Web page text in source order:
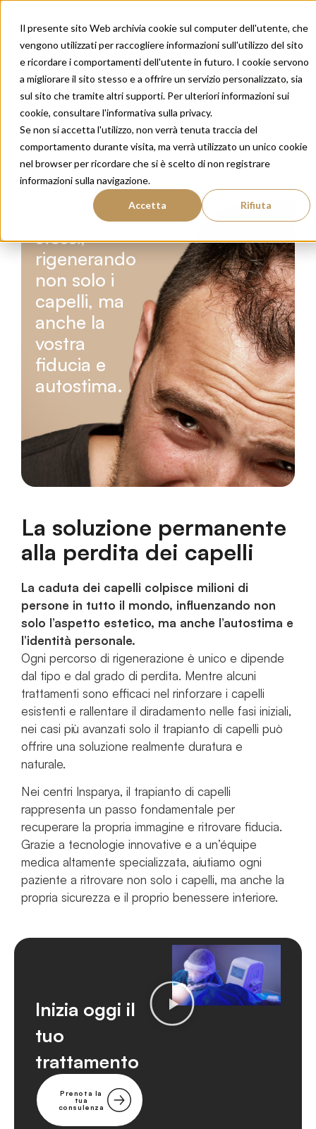
Il presente sito Web archivia cookie sul computer dell'utente, che
vengono utilizzati per raccogliere informazioni sull'utilizzo del sito
e ricordare i comportamenti dell'utente in futuro. I cookie servono
a migliorare il sito stesso e a offrire un servizio personalizzato, sia
sul sito che tramite altri supporti. Per ulteriori informazioni sui
cookie, consultare l'informativa sulla privacy.
Se non si accetta l'utilizzo, non verrà tenuta traccia del
comportamento durante visita, ma verrà utilizzato un unico cookie
nel browser per ricordare che si è scelto di non registrare
informazioni sulla navigazione.
Accetta Rifiuta
Perché il
trapianto
di capelli?
Il primo
passo per
riscoprire voi
stessi,
rigenerando
non solo i
capelli, ma
anche la
vostra
fiducia e
autostima.
La soluzione permanente
alla perdita dei capelli
La caduta dei capelli colpisce milioni di
persone in tutto il mondo, influenzando non
solo l’aspetto estetico, ma anche l’autostima e
l’identità personale.
Ogni percorso di rigenerazione è unico e dipende
dal tipo e dal grado di perdita. Mentre alcuni
trattamenti sono efficaci nel rinforzare i capelli
esistenti e rallentare il diradamento nelle fasi iniziali,
nei casi più avanzati solo il trapianto di capelli può
offrire una soluzione realmente duratura e
naturale.
Nei centri Insparya, il trapianto di capelli
rappresenta un passo fondamentale per
recuperare la propria immagine e ritrovare fiducia.
Grazie a tecnologie innovative e a un’équipe
medica altamente specializzata, aiutiamo ogni
paziente a ritrovare non solo i capelli, ma anche la
propria sicurezza e il proprio benessere interiore.
Inizia oggi il
tuo
trattamento
Prenota la
tua
consulenza